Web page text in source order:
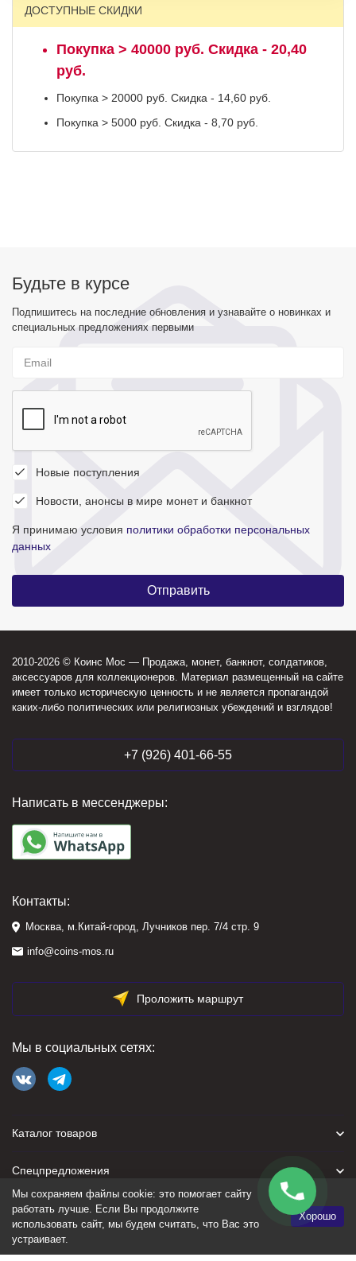
ДОСТУПНЫЕ СКИДКИ
Покупка > 40000 руб. Скидка - 20,40
руб.
Покупка > 20000 руб. Скидка - 14,60 руб.
Покупка > 5000 руб. Скидка - 8,70 руб.
Будьте в курсе
Подпишитесь на последние обновления и узнавайте о новинках и
специальных предложениях первыми
Новые поступления
Новости, анонсы в мире монет и банкнот
Я принимаю условия политики обработки персональных
данных
2010-2026 © Коинс Мос — Продажа, монет, банкнот, солдатиков,
аксессуаров для коллекционеров. Материал размещенный на сайте
имеет только историческую ценность и не является пропагандой
каких-либо политических или религиозных убеждений и взглядов!
+7 (926) 401-66-55
Написать в мессенджеры:
Контакты:
Москва, м.Китай-город, Лучников пер. 7/4 стр. 9
info@coins-mos.ru
Проложить маршрут
Мы в социальных сетях:
Каталог товаров
Спецпредложения
Для покупателя
Политика персональных данных
Мы сохраняем файлы cookie: это помогает сайту
работать лучше. Если Вы продолжите
использовать сайт, мы будем считать, что Вас это
устраивает.
Хорошо